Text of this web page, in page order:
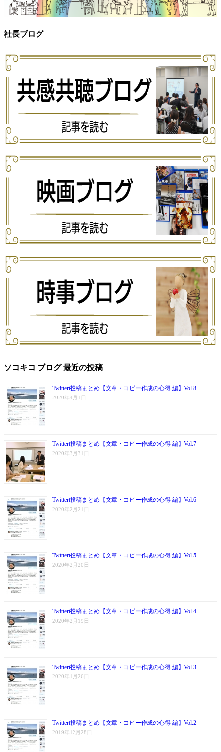
社長ブログ
ソコキコ ブログ 最近の投稿
Twittert投稿まとめ【文章・コピー作成の心得 編】Vol.8
2020年4月1日
Twittert投稿まとめ【文章・コピー作成の心得 編】Vol.7
2020年3月31日
Twittert投稿まとめ【文章・コピー作成の心得 編】Vol.6
2020年2月21日
Twittert投稿まとめ【文章・コピー作成の心得 編】Vol.5
2020年2月20日
Twittert投稿まとめ【文章・コピー作成の心得 編】Vol.4
2020年2月19日
Twittert投稿まとめ【文章・コピー作成の心得 編】Vol.3
2020年1月26日
Twittert投稿まとめ【文章・コピー作成の心得 編】Vol.2
2019年12月28日